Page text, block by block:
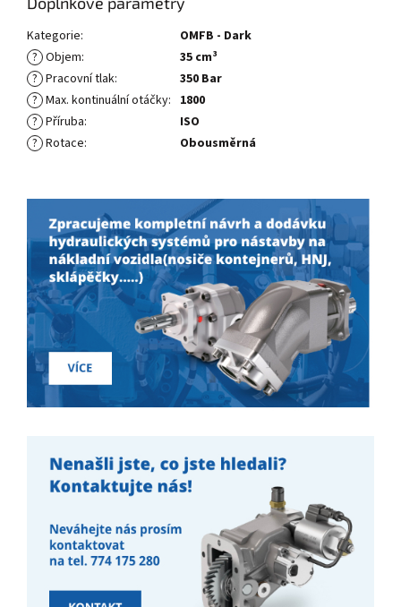
Kategorie:
OMFB - Dark
? Objem:
35 cm³
? Pracovní tlak:
350 Bar
? Max. kontinuální otáčky: 1800
? Příruba:
ISO
? Rotace: Obousměrná